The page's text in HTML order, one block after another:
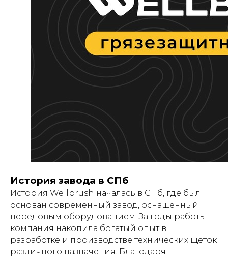
История завода в СПб
История Wellbrush началась в СПб, где был
основан современный завод, оснащенный
передовым оборудованием. За годы работы
компания накопила богатый опыт в
разработке и производстве технических щеток
различного назначения. Благодаря